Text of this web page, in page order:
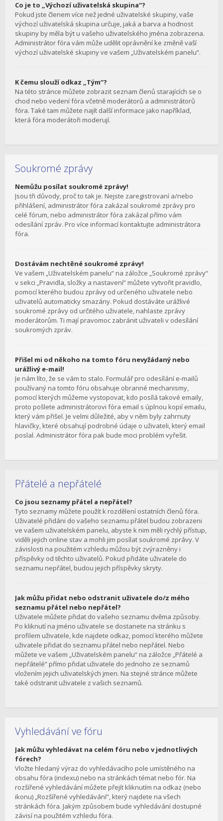
Co je to „Výchozí uživatelská skupina“?
Pokud jste členem více než jedné uživatelské skupiny, vaše
výchozí uživatelská skupina určuje, jaká a barva a hodnost
skupiny by měla být u vašeho uživatelského jména zobrazena.
Administrátor fóra vám může udělit oprávnění ke změně vaší
výchozí uživatelské skupiny ve vašem „Uživatelském panelu“.
K čemu slouží odkaz „Tým“?
Na této stránce můžete zobrazit seznam členů starajících se o
chod nebo vedení fóra včetně moderátorů a administrátorů
fóra. Také tam můžete najít další informace jako například,
která fóra moderátoři moderují.
Soukromé zprávy
Nemůžu posílat soukromé zprávy!
Jsou tři důvody, proč to tak je. Nejste zaregistrovaní a/nebo
přihlášení, administrátor fóra zakázal soukromé zprávy pro
celé fórum, nebo administrátor fóra zakázal přímo vám
odesílání zpráv. Pro více informací kontaktujte administrátora
fóra.
Dostávám nechtěné soukromé zprávy!
Ve vašem „Uživatelském panelu“ na záložce „Soukromé zprávy“
v sekci „Pravidla, složky a nastavení“ můžete vytvořit pravidlo,
pomocí kterého budou zprávy od určeného uživatele nebo
uživatelů automaticky smazány. Pokud dostáváte urážlivé
soukromé zprávy od určitého uživatele, nahlaste zprávy
moderátorům. Ti mají pravomoc zabránit uživateli v odesílání
soukromých zpráv.
Přišel mi od někoho na tomto fóru nevyžádaný nebo
urážlivý e-mail!
Je nám líto, že se vám to stalo. Formulář pro odesílání e-mailů
používaný na tomto fóru obsahuje obranné mechanismy,
pomocí kterých můžeme vystopovat, kdo posílá takové emaily,
proto pošlete administrátorovi fóra email s úplnou kopií emailu,
který vám přišel. Je velmi důležité, aby v něm byly zahrnuty
hlavičky, které obsahují podrobné údaje o uživateli, který email
poslal. Administrátor fóra pak bude moci problém vyřešit.
Přátelé a nepřátelé
Co jsou seznamy přátel a nepřátel?
Tyto seznamy můžete použít k rozdělení ostatních členů fóra.
Uživatelé přidáni do vašeho seznamu přátel budou zobrazeni
ve vašem uživatelském panelu, abyste k nim měli rychlý přístup,
viděli jejich online stav a mohli jim posílat soukromé zprávy. V
závislosti na použitém vzhledu můžou být zvýrazněny i
příspěvky od těchto uživatelů. Pokud přidáte uživatele do
seznamu nepřátel, budou jejich příspěvky skryty.
Jak můžu přidat nebo odstranit uživatele do/z mého
seznamu přátel nebo nepřátel?
Uživatele můžete přidat do vašeho seznamu dvěma způsoby.
Po kliknutí na jméno uživatele se dostanete na stránku s
profilem uživatele, kde najdete odkaz, pomocí kterého můžete
uživatele přidat do seznamu přátel nebo nepřátel. Nebo
můžete ve vašem „Uživatelském panelu“ na záložce „Přátelé a
nepřátelé“ přímo přidat uživatele do jednoho ze seznamů
vložením jejich uživatelských jmen. Na stejné stránce můžete
také odstranit uživatele z vašich seznamů.
Vyhledávání ve fóru
Jak můžu vyhledávat na celém fóru nebo v jednotlivých
fórech?
Vložte hledaný výraz do vyhledávacího pole umístěného na
obsahu fóra (indexu) nebo na stránkách témat nebo fór. Na
rozšířené vyhledávání můžete přejít kliknutím na odkaz (nebo
ikonu) „Rozšířené vyhledávání“, který najdete na všech
stránkách fóra. Jakým způsobem bude vyhledávání dostupné
závisí na použitém vzhledu fóra.